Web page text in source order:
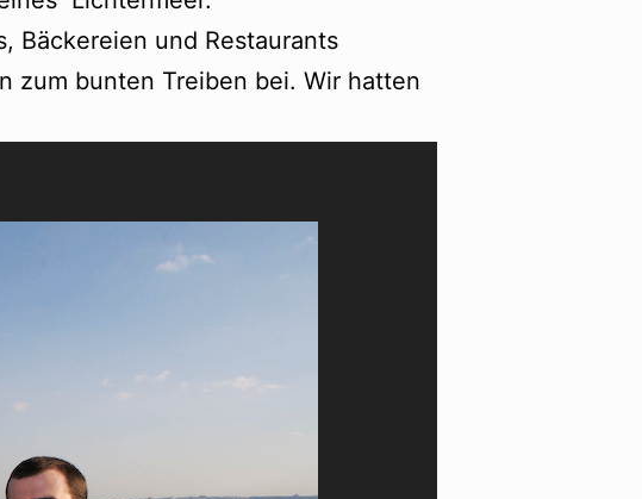
Bäckereien und Restaurants
zum bunten Treiben bei. Wir hatten